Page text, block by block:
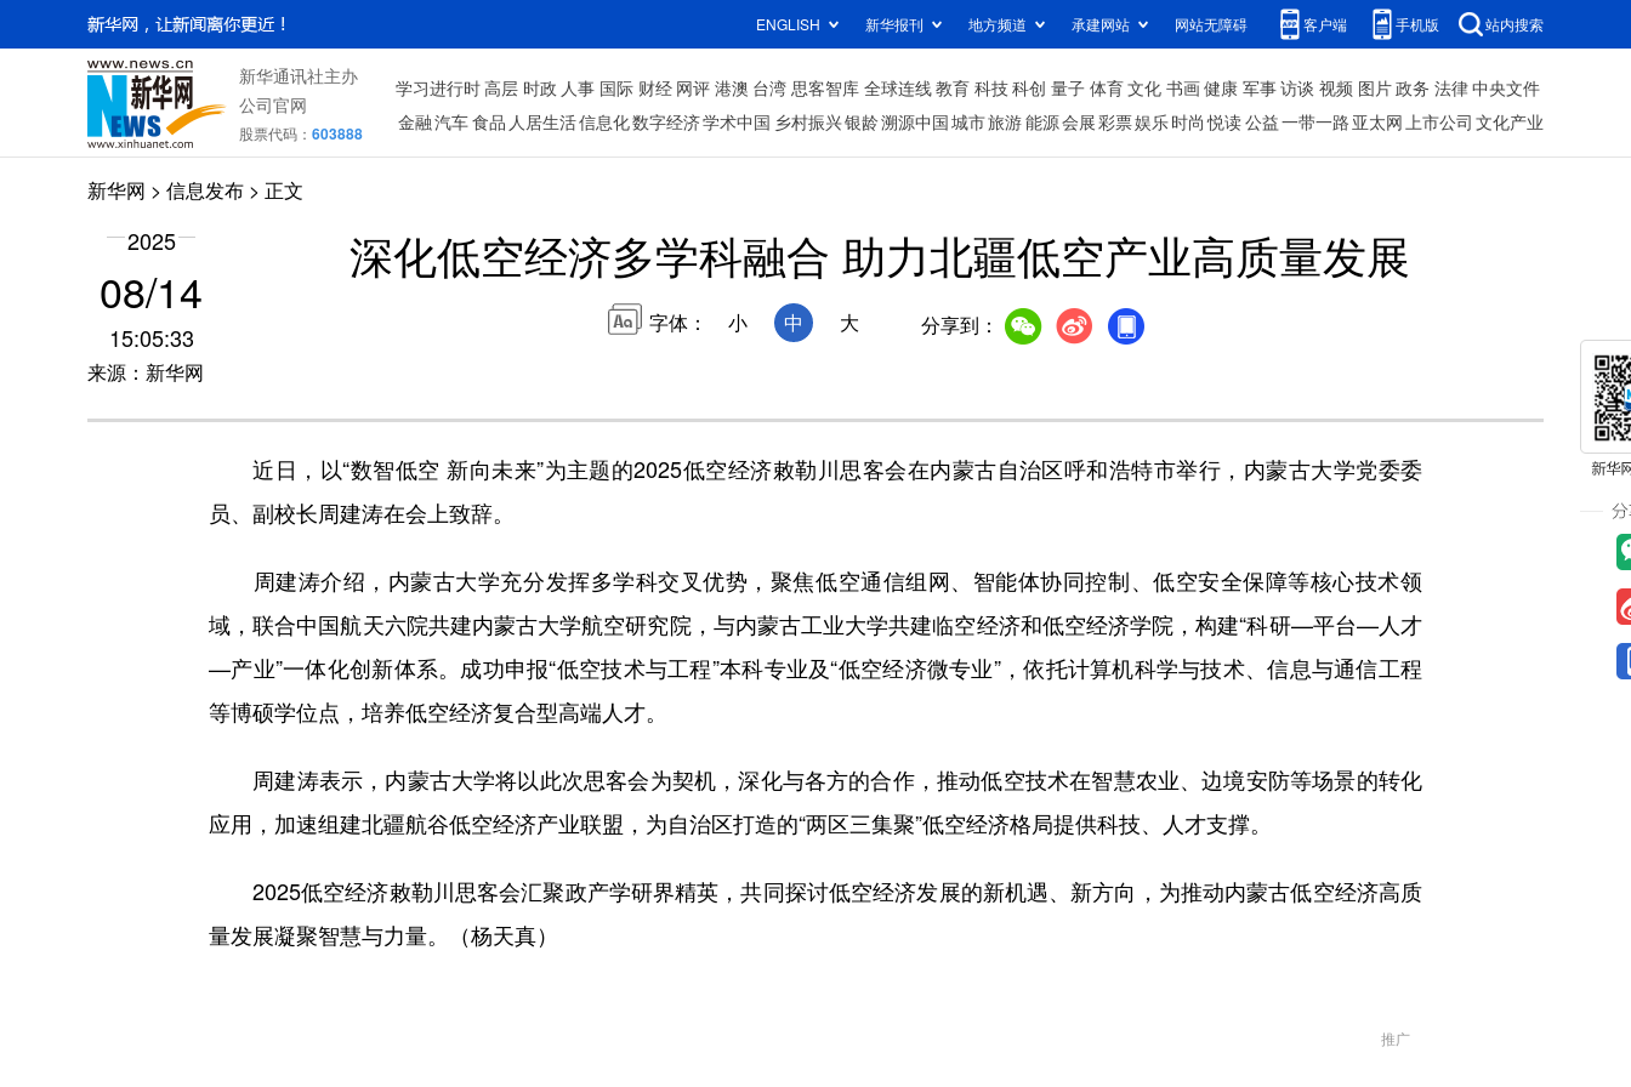
ENGLISH 新华报刊 地方频道 承建网站 网站无障碍 客户端 手机版 站内搜索
新华通讯社主办
公司官网
股票代码： 603888
学习进行时高层 时政 人事 国际 财经 网评 港澳 台湾 思客智库 全球连线教育 科技科创 量子 体育文化 书画健康 军事访谈 视频 图片政务 法律中央文件
金融汽车食品 人居生活信息化数字经济学术中国 乡村振兴银龄溯源中国城市旅游能源会展彩票娱乐时尚 悦读公益一带一路 亚太网上市公司 文化产业
新华网 > 信息发布 > 正文
2025
08/14
15:05:33
来源：新华网
深化低空经济多学科融合 助力北疆低空产业高质量发展
字体： 小 中 大 分享到：
近日，以“数智低空 新向未来”为主题的2025低空经济敕勒川思客会在内蒙古自治区呼和浩特市举行，内蒙古大学党委委
员、副校长周建涛在会上致辞。
周建涛介绍，内蒙古大学充分发挥多学科交叉优势，聚焦低空通信组网、智能体协同控制、低空安全保障等核心技术领
域，联合中国航天六院共建内蒙古大学航空研究院，与内蒙古工业大学共建临空经济和低空经济学院，构建“科研—平台—人才
—产业”一体化创新体系。成功申报“低空技术与工程”本科专业及“低空经济微专业”，依托计算机科学与技术、信息与通信工程
等博硕学位点，培养低空经济复合型高端人才。
周建涛表示，内蒙古大学将以此次思客会为契机，深化与各方的合作，推动低空技术在智慧农业、边境安防等场景的转化
应用，加速组建北疆航谷低空经济产业联盟，为自治区打造的“两区三集聚”低空经济格局提供科技、人才支撑。
2025低空经济敕勒川思客会汇聚政产学研界精英，共同探讨低空经济发展的新机遇、新方向，为推动内蒙古低空经济高质
量发展凝聚智慧与力量。（杨天真）
推广